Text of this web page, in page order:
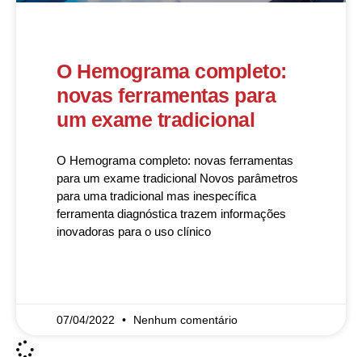
O Hemograma completo:
novas ferramentas para
um exame tradicional
O Hemograma completo: novas ferramentas
para um exame tradicional Novos parâmetros
para uma tradicional mas inespecífica
ferramenta diagnóstica trazem informações
inovadoras para o uso clínico
07/04/2022 Nenhum comentário